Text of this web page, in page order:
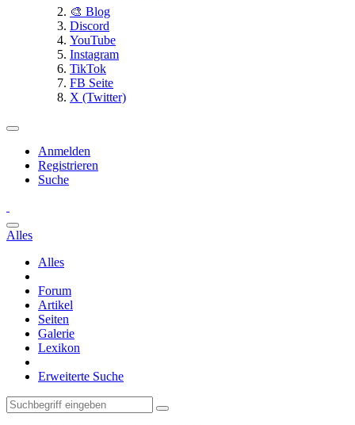
🎨 Blog
Discord
YouTube
Instagram
TikTok
FB Seite
X (Twitter)
Anmelden
Registrieren
Suche
Alles
Alles
Forum
Artikel
Seiten
Galerie
Lexikon
Erweiterte Suche